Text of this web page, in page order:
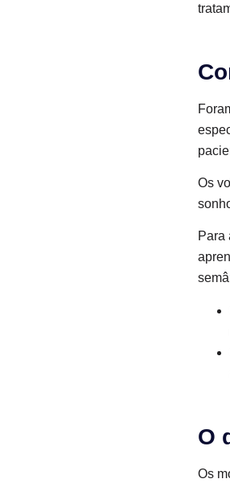
Os
Para
O
Os